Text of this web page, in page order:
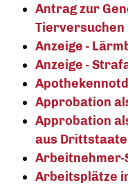
Antrag zur
Tierversuchen
Anzeige -
Anzeige -
Approbation
Approbation
aus
Arbeitnehmer-
Arbeitsplätze